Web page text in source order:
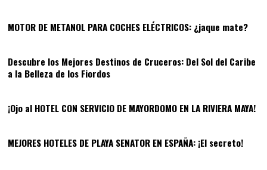
MOTOR DE METANOL PARA COCHES ELÉCTRICOS: ¿jaque mate?
06
Descubre los Mejores Destinos de Cruceros: Del Sol del Caribe
a la Belleza de los Fiordos
¡Ojo al HOTEL CON SERVICIO DE MAYORDOMO EN LA RIVIERA MAYA!
08
MEJORES HOTELES DE PLAYA SENATOR EN ESPAÑA: ¡El secreto!
09